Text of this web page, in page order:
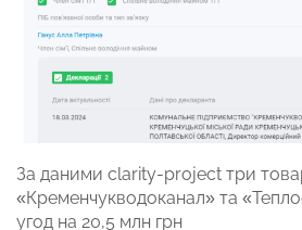
За даними clarity-project три
«Кременчукводоканал» та
угод на 20,5 млн грн